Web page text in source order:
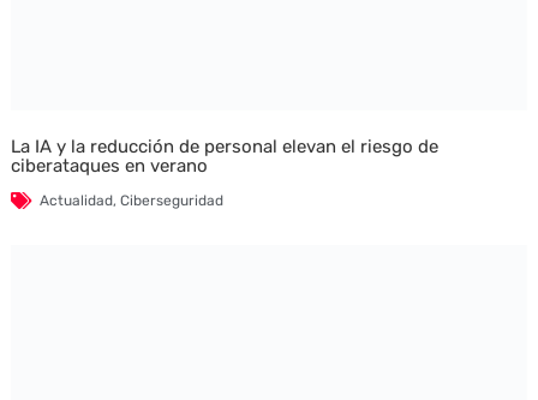
La IA y la reducción de personal elevan el riesgo de
ciberataques en verano
Actualidad, Ciberseguridad